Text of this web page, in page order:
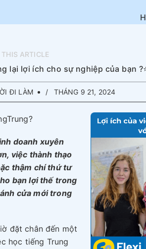
THIS ARTICLE
lại lợi ích cho sự nghiệp của bạn
ĐI LÀM THÁNG 9 21, 2024
doanh xuyên
việc thành thạo
thậm chí thứ tư
bạn lợi thế trong
cửa mới trong
đặt chân đến một
học tiếng Trung